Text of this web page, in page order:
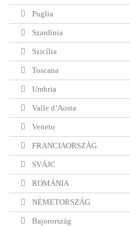
Puglia
Szardínia
Szicília
Toscana
Umbria
Valle d’Aosta
Veneto
FRANCIAORSZÁG
SVÁJC
ROMÁNIA
NÉMETORSZÁG
Bajorország